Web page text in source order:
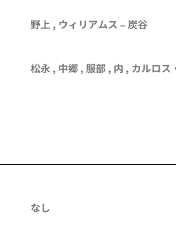
野上 , ウィリアムス – 炭谷
松永 , 中郷 , 服部 , 内 , カルロス
なし